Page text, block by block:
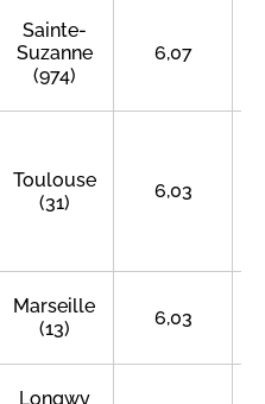
Sainte-
Suzanne
(974)
6,07
Toulouse
(31)
6,03
Marseille
(13)
6,03
Longwy